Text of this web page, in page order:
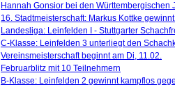
Hannah Gonsior bei den Württembergischen
16. Stadtmeisterschaft: Markus Kottke
Landesliga: Leinfelden I - Stuttgarter
C-Klasse: Leinfelden 3 unterliegt den
Vereinsmeisterschaft beginnt am Di, 11.02.
Februarblitz mit 10 Teilnehmern
B-Klasse: Leinfelden 2 gewinnt kampflos